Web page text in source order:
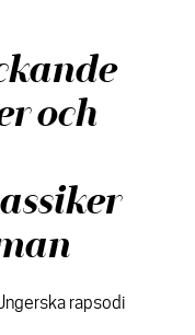
och
rapsodi